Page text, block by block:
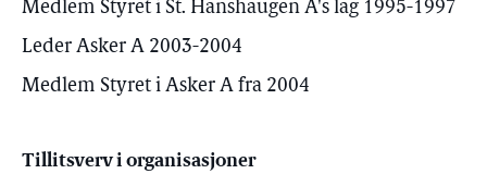
Medlem Styret i St. Hanshaugen A's lag 1995-1997
Leder Asker A 2003-2004
Medlem Styret i Asker A fra 2004
Tillitsverv i organisasjoner